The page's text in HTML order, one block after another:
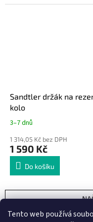
Tento web používá
Sandtler držák na
kolo
3–7 dnů
1 314,05 Kč bez DPH
1 590 Kč
Do košíku